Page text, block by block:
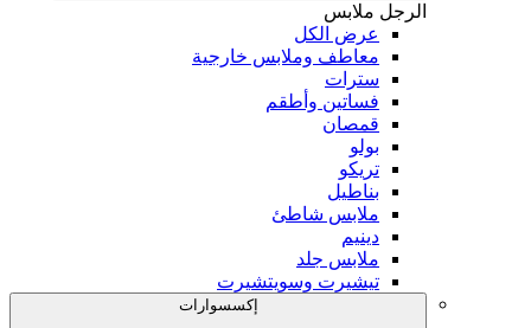
الرجل ملابس
عرض الكل
معاطف وملابس خارجية
سترات
فساتين وأطقم
قمصان
بولو
تريكو
بناطيل
ملابس شاطئ
دينيم
ملابس جلد
تيشيرت وسويتشيرت
إكسسوارات